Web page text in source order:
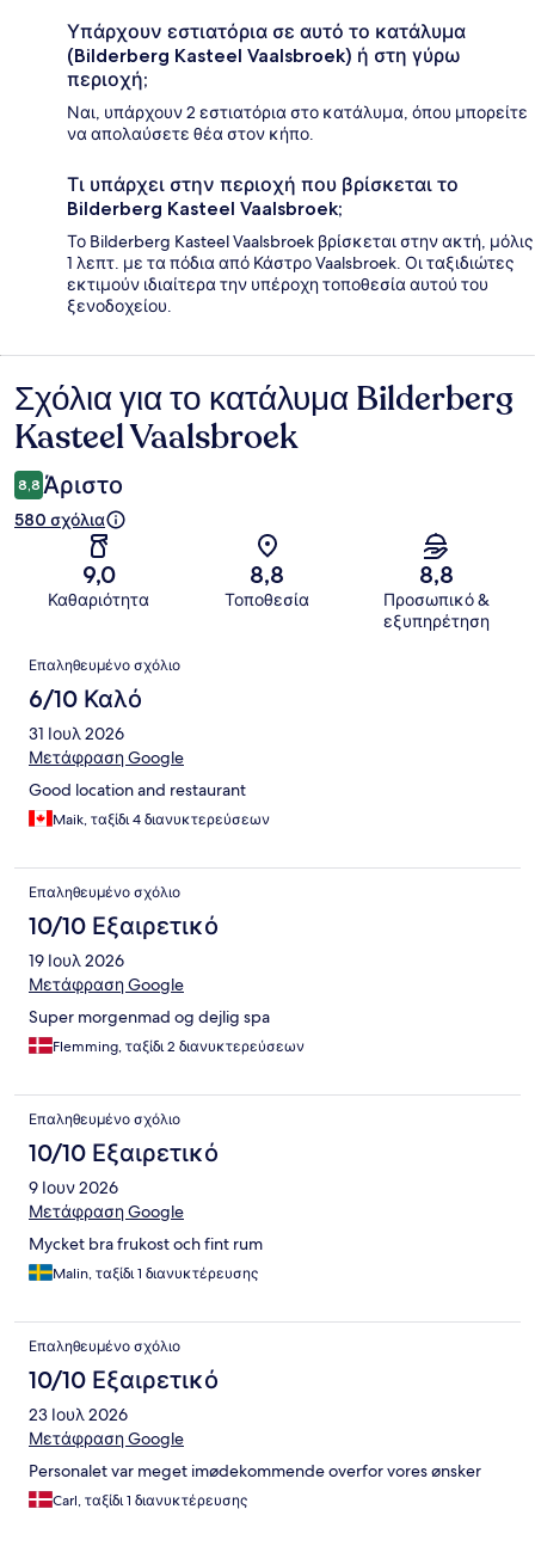
Υπάρχουν εστιατόρια σε αυτό το κατάλυμα
(Bilderberg Kasteel Vaalsbroek) ή στη γύρω
περιοχή;
Ναι, υπάρχουν 2 εστιατόρια στο κατάλυμα, όπου μπορείτε
να απολαύσετε θέα στον κήπο.
Τι υπάρχει στην περιοχή που βρίσκεται το
Bilderberg Kasteel Vaalsbroek;
Το Bilderberg Kasteel Vaalsbroek βρίσκεται στην ακτή, μόλις
1 λεπτ. με τα πόδια από Κάστρο Vaalsbroek. Οι ταξιδιώτες
εκτιμούν ιδιαίτερα την υπέροχη τοποθεσία αυτού του
ξενοδοχείου.
Σχόλια
Σχόλια για το κατάλυμα Bilderberg
Kasteel Vaalsbroek
8,8 Άριστο
580 σχόλια
9,0
Καθαριότητα
8,8
Τοποθεσία
8,8
Προσωπικό &
εξυπηρέτηση
Σχόλια
Επαληθευμένο σχόλιο
6/10 Καλό
31 Ιουλ 2026
Μετάφραση Google
Good location and restaurant
Maik, ταξίδι 4 διανυκτερεύσεων
Επαληθευμένο σχόλιο
10/10 Εξαιρετικό
19 Ιουλ 2026
Μετάφραση Google
Super morgenmad og dejlig spa
Flemming, ταξίδι 2 διανυκτερεύσεων
Επαληθευμένο σχόλιο
10/10 Εξαιρετικό
9 Ιουν 2026
Μετάφραση Google
Mycket bra frukost och fint rum
Malin, ταξίδι 1 διανυκτέρευσης
Επαληθευμένο σχόλιο
10/10 Εξαιρετικό
23 Ιουλ 2026
Μετάφραση Google
Personalet var meget imødekommende overfor vores ønsker
Carl, ταξίδι 1 διανυκτέρευσης